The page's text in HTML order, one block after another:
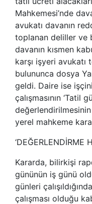
Mahkemesi’nde
avukatı davanın
toplanan deliller ve
davanın kısmen
karşı işyeri avukatı
bulununca dosya
geldi. Daire ise
çalışmasının ‘Tatil
yerel mahkeme
‘DEĞERLENDİRME
Kararda, bilirkişi
gününün iş günü
günleri
çalışması olduğu